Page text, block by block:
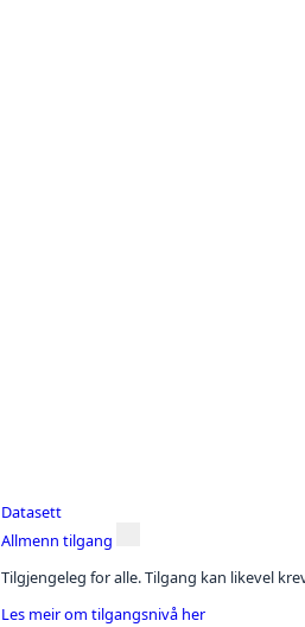
Datasett
Allmenn tilgang
Tilgjengeleg for alle. Tilgang kan likevel
Les meir om tilgangsnivå her